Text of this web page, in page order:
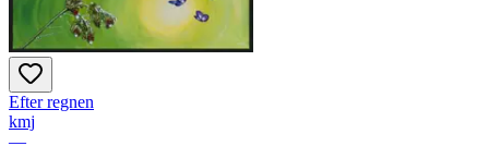
Efter regnen
kmj
—